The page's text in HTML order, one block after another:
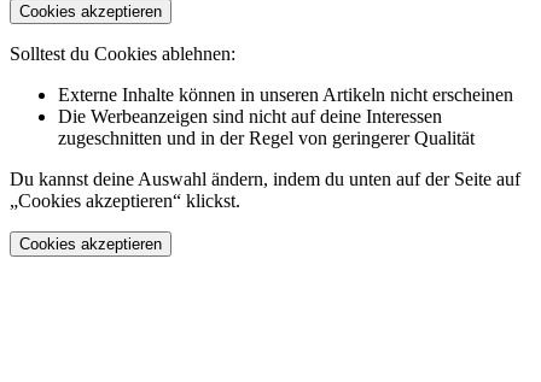
Cookies akzeptieren
Solltest du Cookies ablehnen:
Externe Inhalte können in unseren Artikeln nicht erscheinen
Die Werbeanzeigen sind nicht auf deine Interessen
zugeschnitten und in der Regel von geringerer Qualität
Du kannst deine Auswahl ändern, indem du unten auf der Seite auf
„Cookies akzeptieren“ klickst.
Cookies akzeptieren